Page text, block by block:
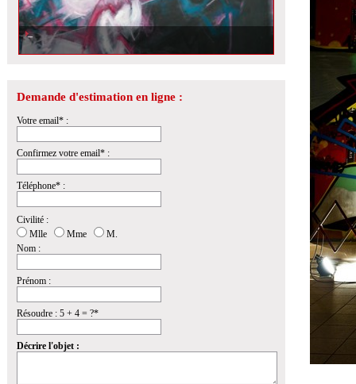
Aldo Paolucci : chronique d\'un Artiste discret, isolé et pudique !
Demande d'estimation en ligne :
Votre email* :
Confirmez votre email* :
Téléphone* :
Civilité :
Mlle
Mme
M.
Nom :
Prénom :
Résoudre : 5 + 4 = ?*
Décrire l'objet :